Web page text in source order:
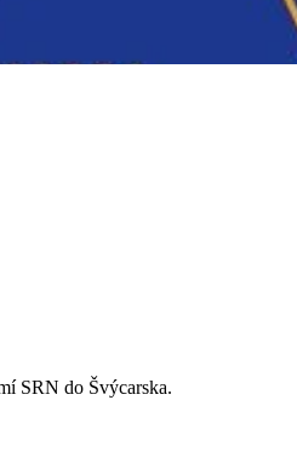
SRN do Švýcarska.